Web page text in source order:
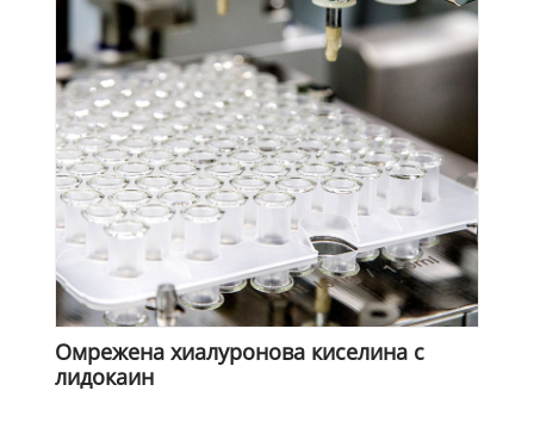
Омрежена хиалуронова киселина с
лидокаин